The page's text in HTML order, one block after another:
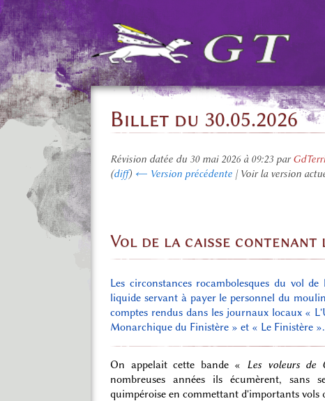
Billet du 30.05.2026
Révision datée du 30 mai 2026 à 09:23 par
(diff) ← Version précédente | Voir la version
Vol de la caisse contenant
Les circonstances rocambolesques du vol
liquide servant à payer le personnel du
comptes rendus dans les journaux locaux «
Monarchique du Finistère » et « Le Finistère ».
On appelait cette bande « Les voleurs de
nombreuses années ils écumèrent, sans
quimpéroise en commettant d'importants vols